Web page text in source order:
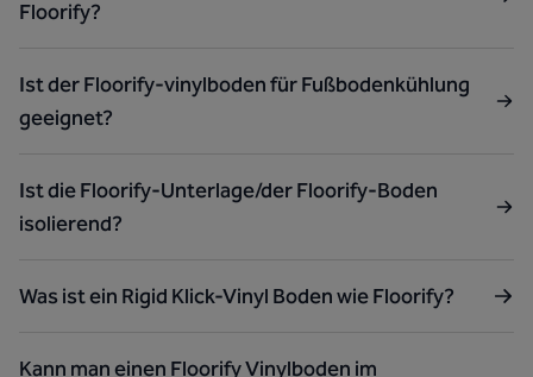
Floorify?
Ist der Floorify-vinylboden für Fußbodenkühlung
geeignet?
Ist die Floorify-Unterlage/der Floorify-Boden
isolierend?
Was ist ein Rigid Klick-Vinyl Boden wie Floorify?
Kann man einen Floorify Vinylboden im